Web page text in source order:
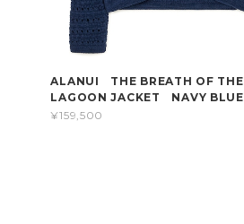
ALANUI THE BREATH OF THE
LAGOON JACKET NAVY BLUE
¥159,500